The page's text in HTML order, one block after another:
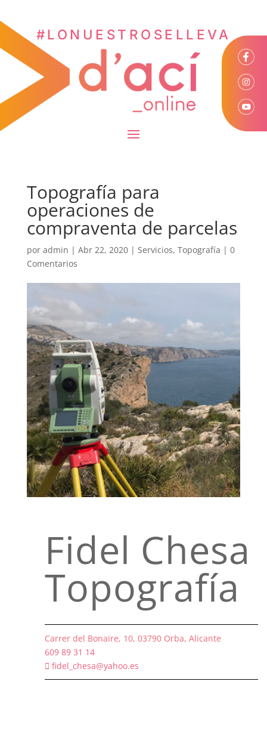
#LONUESTROSELLEVA
Topografía para
operaciones de
compraventa de parcelas
por admin | Abr 22, 2020| Servicios, Topografía | 0
Comentarios
Fidel Chesa
Topografía
Carrer del Bonaire, 10, 03790 Orba, Alicante
609 89 31 14
fidel_chesa@yahoo.es